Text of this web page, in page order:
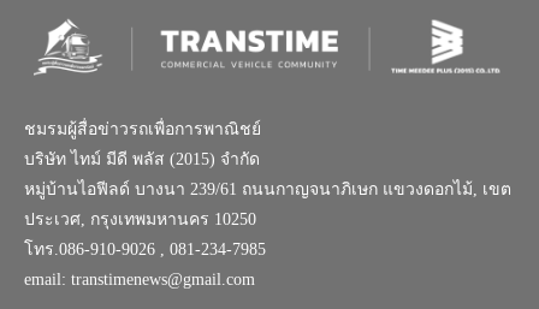
ชมรมผู้สื่อข่าวรถเพื่อการพาณิชย์
บริษัท ไทม์ มีดี พลัส (2015) จำกัด
หมู่บ้านไอฟีลด์ บางนา 239/61 ถนนกาญจนาภิเษก แขวงดอกไม้, เขต
ประเวศ, กรุงเทพมหานคร 10250
โทร.086-910-9026 , 081-234-7985
email: transtimenews@gmail.com